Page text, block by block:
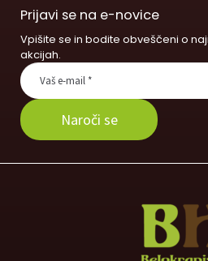
Prijavi se na e-novice
Vpišite se in bodite obveščeni o
akcijah.